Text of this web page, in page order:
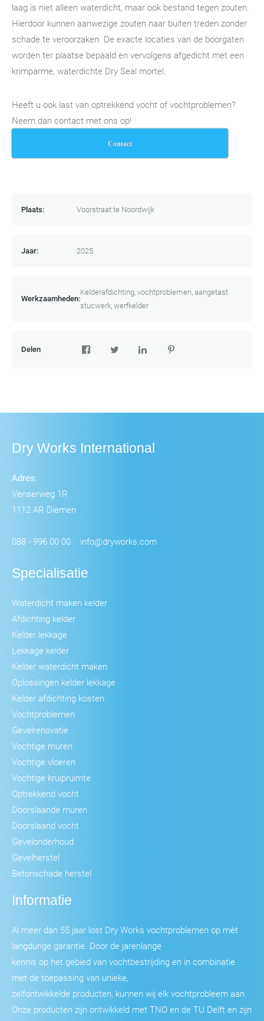
laag is niet alleen waterdicht, maar ook bestand tegen zouten.
Hierdoor kunnen aanwezige zouten naar buiten treden zonder
schade te veroorzaken. De exacte locaties van de boorgaten
worden ter plaatse bepaald en vervolgens afgedicht met een
krimparme, waterdichte Dry Seal mortel.
Heeft u ook last van optrekkend vocht of vochtproblemen?
Neem dan contact met ons op!
Contact
Plaats: Voorstraat te Noordwijk
Jaar: 2025
Werkzaamheden:
Kelderafdichting, vochtproblemen, aangetast
stucwerk, werfkelder
Delen
Dry Works International
Adres:
Venserweg 1R
1112 AR Diemen
088 - 996 00 00 info@dryworks.com
Specialisatie
Waterdicht maken kelder
Afdichting kelder
Kelder lekkage
Lekkage kelder
Kelder waterdicht maken
Oplossingen kelder lekkage
Kelder afdichting kosten
Vochtproblemen
Gevelrenovatie
Vochtige muren
Vochtige vloeren
Vochtige kruipruimte
Optrekkend vocht
Doorslaande muren
Doorslaand vocht
Gevelonderhoud
Gevelherstel
Betonschade herstel
Informatie
Al meer dan 55 jaar lost Dry Works vochtproblemen op mèt
langdurige garantie. Door de jarenlange
kennis op het gebied van vochtbestrijding en in combinatie
met de toepassing van unieke,
zelfontwikkelde producten, kunnen wij elk vochtprobleem aan.
Onze producten zijn ontwikkeld met TNO en de TU Delft en zijn